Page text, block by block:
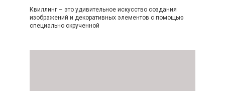
Квиллинг – это удивительное искусство создания
изображений и декоративных элементов с помощью
специально скрученной